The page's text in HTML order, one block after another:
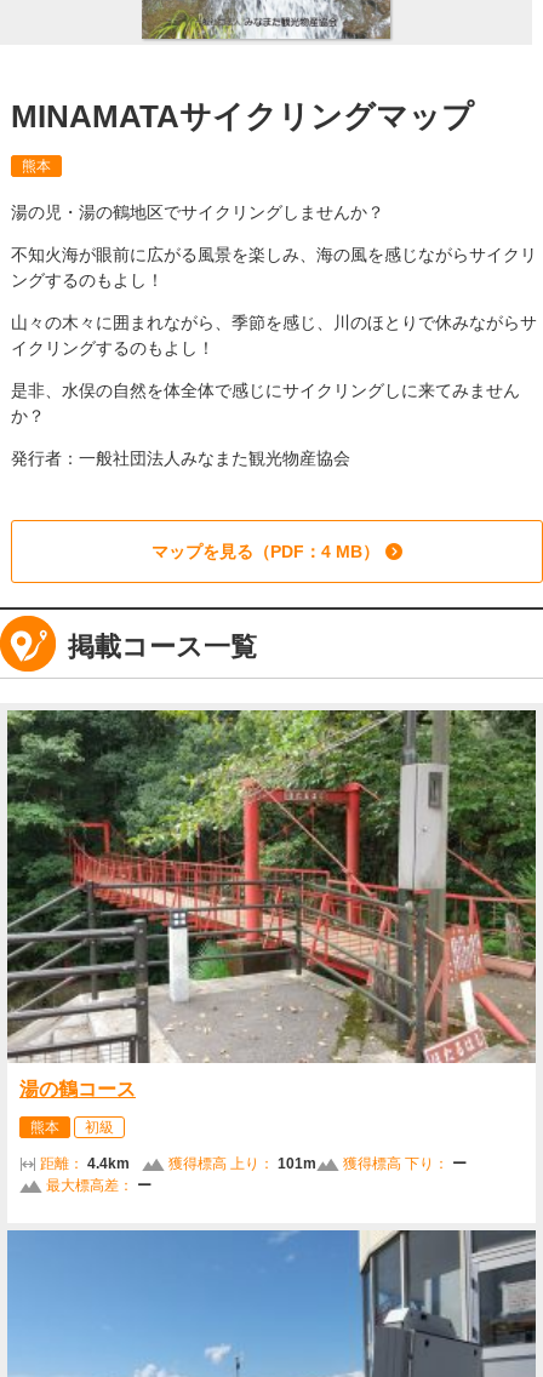
MINAMATAサイクリングマップ
熊本
湯の児・湯の鶴地区でサイクリングしませんか？
不知火海が眼前に広がる風景を楽しみ、海の風を感じながらサイクリ
ングするのもよし！
山々の木々に囲まれながら、季節を感じ、川のほとりで休みながらサ
イクリングするのもよし！
是非、水俣の自然を体全体で感じにサイクリングしに来てみません
か？
発行者： 一般社団法人みなまた観光物産協会
マップを見る（PDF：4 MB）
掲載コース一覧
湯の鶴コース
熊本 初級
距離： 4.4km 獲得標高 上り： 101m 獲得標高 下り：
ー
最大標高差：
ー